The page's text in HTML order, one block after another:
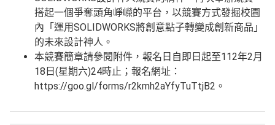
搭起一個爭奪頭角崢嶸的平台，以競賽方式發掘校園
內「運用SOLIDWORKS將創意點子轉變成創新商品」
的未來設計神人。
本競賽簡章請參閱附件，報名日自即日起至112年2月
18日(星期六)24時止；報名網址：
https://goo.gl/forms/r2kmh2aYfyTuTtjB2。